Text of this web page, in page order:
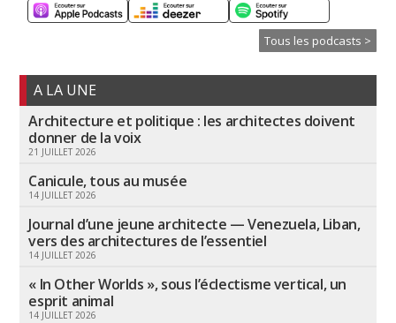
Tous les podcasts >
A LA UNE
Architecture et politique : les architectes doivent
donner de la voix
21 JUILLET 2026
Canicule, tous au musée
14 JUILLET 2026
Journal d’une jeune architecte — Venezuela, Liban,
vers des architectures de l’essentiel
14 JUILLET 2026
« In Other Worlds », sous l’éclectisme vertical, un
esprit animal
14 JUILLET 2026